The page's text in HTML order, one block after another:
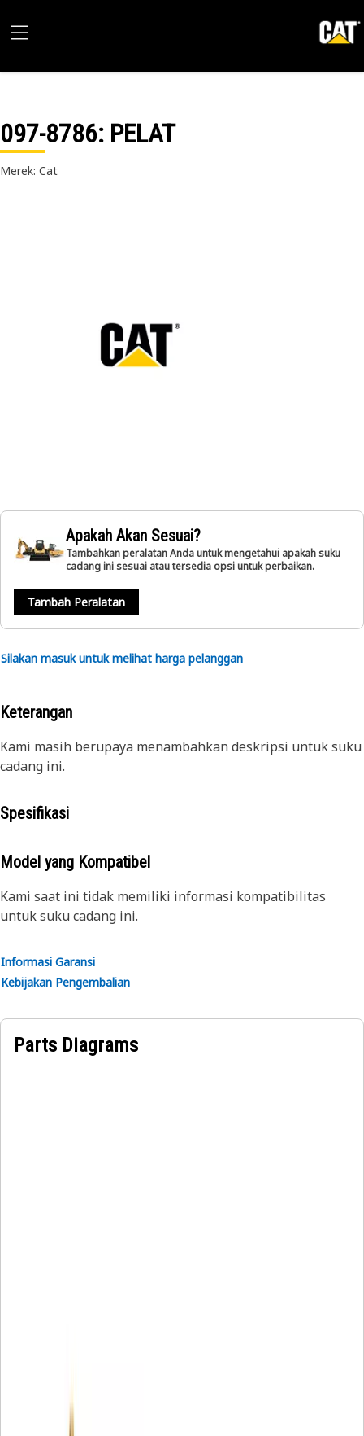
097-8786: PELAT
Merek: Cat
Apakah Akan Sesuai?
Tambahkan peralatan Anda untuk mengetahui apakah suku
cadang ini sesuai atau tersedia opsi untuk perbaikan.
Tambah Peralatan
Silakan masuk untuk melihat harga pelanggan
Keterangan
Kami masih berupaya menambahkan deskripsi untuk suku
cadang ini.
Spesifikasi
Model yang Kompatibel
Kami saat ini tidak memiliki informasi kompatibilitas
untuk suku cadang ini.
Informasi Garansi
Kebijakan Pengembalian
Parts Diagrams